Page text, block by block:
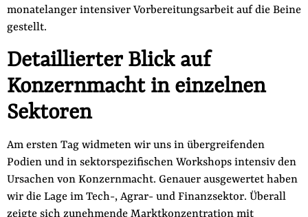
monatelanger intensiver Vorbereitungsarbeit auf die Beine
gestellt.
Detaillierter Blick auf
Konzernmacht in einzelnen
Sektoren
Am ersten Tag widmeten wir uns in übergreifenden
Podien und in sektorspezifischen Workshops intensiv den
Ursachen von Konzernmacht. Genauer ausgewertet haben
wir die Lage im Tech-, Agrar- und Finanzsektor. Überall
zeigte sich zunehmende Marktkonzentration mit